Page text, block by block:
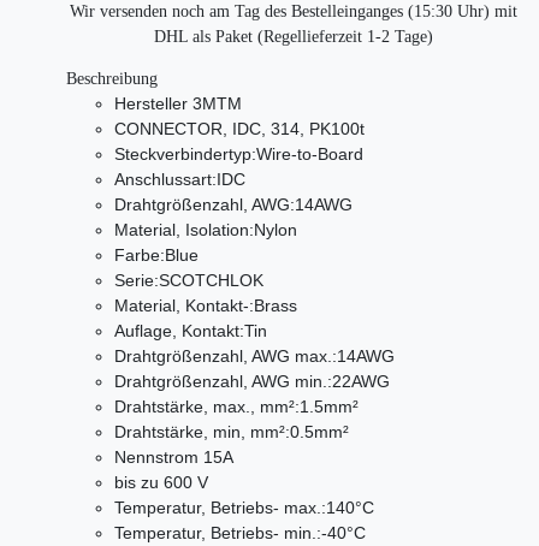
Wir versenden noch am Tag des Bestelleinganges (15:30 Uhr) mit
DHL als Paket (Regellieferzeit 1-2 Tage)
Beschreibung
Hersteller 3MTM
CONNECTOR, IDC, 314, PK100t
Steckverbindertyp:Wire-to-Board
Anschlussart:IDC
Drahtgrößenzahl, AWG:14AWG
Material, Isolation:Nylon
Farbe:Blue
Serie:SCOTCHLOK
Material, Kontakt-:Brass
Auflage, Kontakt:Tin
Drahtgrößenzahl, AWG max.:14AWG
Drahtgrößenzahl, AWG min.:22AWG
Drahtstärke, max., mm²:1.5mm²
Drahtstärke, min, mm²:0.5mm²
Nennstrom 15A
bis zu 600 V
Temperatur, Betriebs- max.:140°C
Temperatur, Betriebs- min.:-40°C